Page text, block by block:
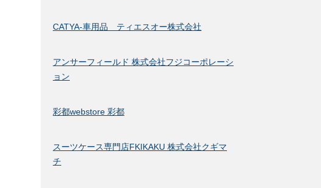
CATYA-車用品 ティエスオー株式会社
アンサーフィールド 株式会社フジコーポレーシ
ョン
彩都webstore 彩都
スーツケース専門店FKIKAKU 株式会社クギマ
チ